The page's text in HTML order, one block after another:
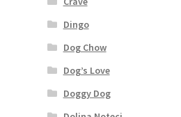
Dingo
Dog Chow
Dog’s Love
Doggy Dog